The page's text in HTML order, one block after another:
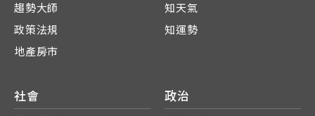
趨勢大師
政策法規
地產房市
知天氣
知運勢
社會 政治